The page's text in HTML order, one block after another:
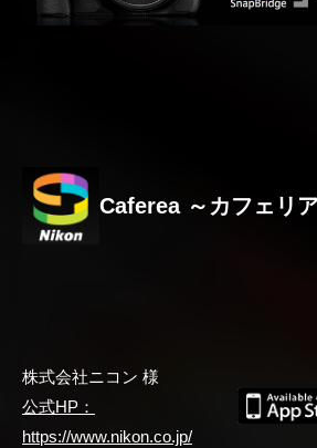
Caferea ～カフェリ
株式会社ニコン 様
公式HP：
https://www.nikon.co.jp/